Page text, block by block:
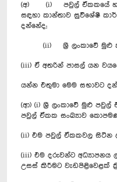
(අ) (i) පවුල් ඒකකයේ හා
සඳහා කාන්තාව සුවිශේෂී
දන්නේද;
(ii) ශ්‍රී ලංකාවේ මුළු
(iii) ඒ අතරින් පාසල් යන
යන්න එතුමා මෙම සභාවට
(ආ) (i) ශ්‍රී ලංකාවේ මුළු
පවුල් ඒකක සංඛ්‍යාව
(ii) එම පවුල් ඒකකවල සිටින
(iii) එම දරුවන්ට අධ්‍යාපනය
උසස් කිරීමට වැඩපිළිවෙළක්